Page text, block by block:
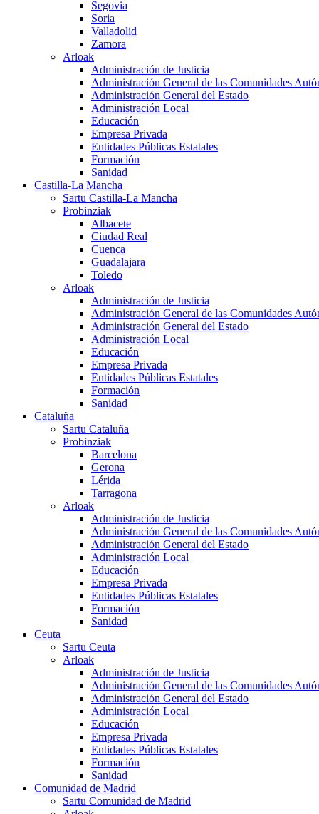
Segovia
Soria
Valladolid
Zamora
Arloak
Administración de Justicia
Administración General de las Comunidades
Administración General del Estado
Administración Local
Educación
Empresa Privada
Entidades Públicas Estatales
Formación
Sanidad
Castilla-La Mancha
Sartu Castilla-La Mancha
Probinziak
Albacete
Ciudad Real
Cuenca
Guadalajara
Toledo
Arloak
Administración de Justicia
Administración General de las Comunidades
Administración General del Estado
Administración Local
Educación
Empresa Privada
Entidades Públicas Estatales
Formación
Sanidad
Cataluña
Sartu Cataluña
Probinziak
Barcelona
Gerona
Lérida
Tarragona
Arloak
Administración de Justicia
Administración General de las Comunidades
Administración General del Estado
Administración Local
Educación
Empresa Privada
Entidades Públicas Estatales
Formación
Sanidad
Ceuta
Sartu Ceuta
Arloak
Administración de Justicia
Administración General de las Comunidades
Administración General del Estado
Administración Local
Educación
Empresa Privada
Entidades Públicas Estatales
Formación
Sanidad
Comunidad de Madrid
Sartu Comunidad de Madrid